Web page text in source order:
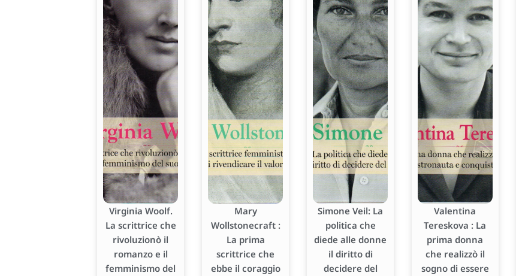
Virginia Woolf.
La scrittrice che
rivoluzionò il
romanzo e il
femminismo del
Mary
Wollstonecraft :
La prima
scrittrice che
ebbe il coraggio
Simone Veil: La
politica che
diede alle donne
il diritto di
decidere del
Valentina
Tereskova : La
prima donna
che realizzò il
sogno di essere